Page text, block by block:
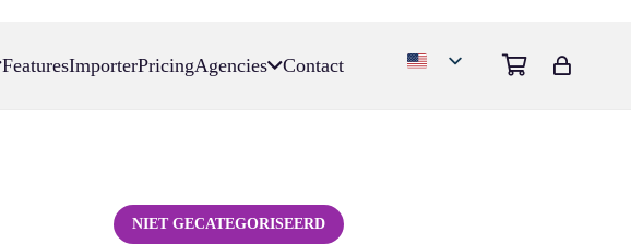
FeaturesImporterPricingAgencies Contact
NIET GECATEGORISEERD